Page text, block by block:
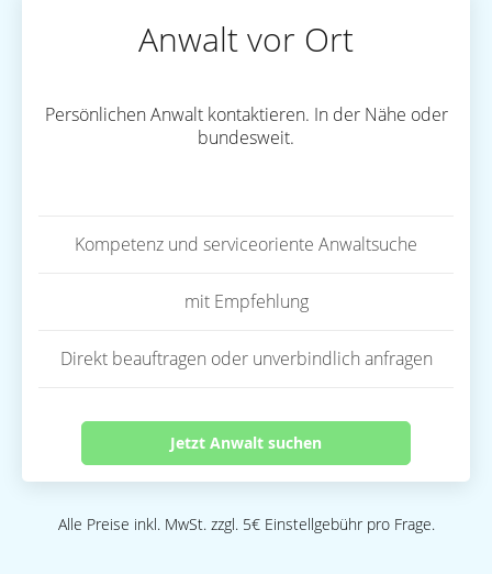
Anwalt vor Ort
Persönlichen Anwalt kontaktieren. In der Nähe oder
bundesweit.
Kompetenz und serviceoriente Anwaltsuche
mit Empfehlung
Direkt beauftragen oder unverbindlich anfragen
Jetzt Anwalt suchen
Alle Preise inkl. MwSt. zzgl. 5€ Einstellgebühr pro Frage.